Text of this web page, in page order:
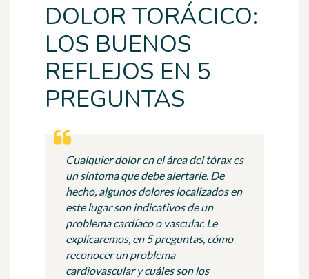
DOLOR TORÁCICO:
LOS BUENOS
REFLEJOS EN 5
PREGUNTAS
Cualquier dolor en el área del tórax es
un síntoma que debe alertarle. De
hecho, algunos dolores localizados en
este lugar son indicativos de un
problema cardíaco o vascular. Le
explicaremos, en 5 preguntas, cómo
reconocer un problema
cardiovascular y cuáles son los